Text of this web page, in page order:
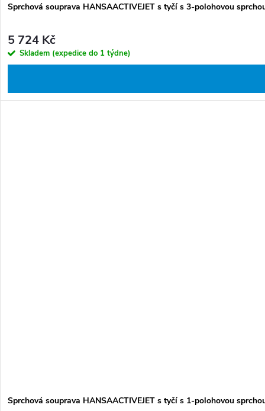
Sprchová souprava HANSAACTIVEJET s tyčí s 3-polohovou
5 724 Kč
Skladem (expedice do 1 týdne)
Sprchová souprava HANSAACTIVEJET s tyčí s 1-polohovou